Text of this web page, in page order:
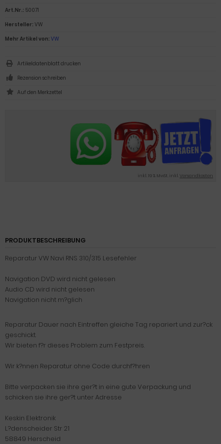
inkl. 19 % MwSt. inkl.Versandkosten
Art.Nr.: 50071
Hersteller: VW
Mehr Artikel von: VW
Artikeldatenblatt drucken
Rezension schreiben
PRODUKTBESCHREIBUNG
Reparatur VW Navi RNS 310/315 Lesefehler
Navigation DVD wird nicht gelesen
Audio CD wird nicht gelesen
Navigation nicht m?glich
Reparatur Dauer nach Eintreffen gleiche Tag repariert und zur?ck
geschickt.
Wir bieten f?r dieses Problem zum Festpreis.
Wir k?nnen Reparatur ohne Code durchf?hren
Bitte verpacken sie ihre ger?t in eine gute Verpackung und
schicken sie ihre ger?t unter Adresse
Keskin Elektronik
L?denscheider Str 21
58849 Herscheid